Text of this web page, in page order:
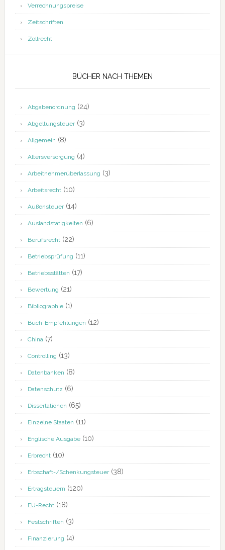
Verrechnungspreise
Zeitschriften
Zollrecht
BÜCHER NACH THEMEN
Abgabenordnung (24)
Abgeltungsteuer(3)
Allgemein (8)
Altersversorgung (4)
Arbeitnehmerüberlassung (3)
Arbeitsrecht(10)
Außensteuer(14)
Auslandstätigkeiten (6)
Berufsrecht(22)
Betriebsprüfung (11)
Betriebsstätten (17)
Bewertung (21)
Bibliographie(1)
Buch-Empfehlungen (12)
China(7)
Controlling (13)
Datenbanken (8)
Datenschutz (6)
Dissertationen (65)
Einzelne Staaten (11)
Englische Ausgabe(10)
Erbrecht(10)
Erbschaft-/Schenkungsteuer(38)
Ertragsteuern (120)
EU-Recht(18)
Festschriften (3)
Finanzierung (4)